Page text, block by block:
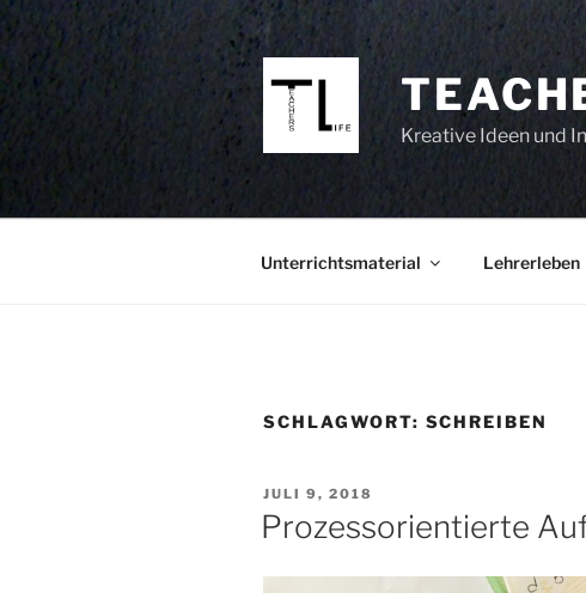
Inhalt
Kreative Ideen und
Unterrichtsmaterial Lehrerleben
SCHLAGWORT: SCHREIBEN
VERÖFFENTLICHT
AM
JULI 9, 2018
Prozessorientierte